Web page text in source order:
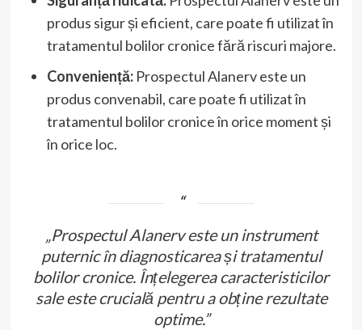
produs sigur și eficient, care poate fi utilizat în
tratamentul bolilor cronice fără riscuri majore.
Conveniență:Prospectul Alanerv este un
produs convenabil, care poate fi utilizat în
tratamentul bolilor cronice în orice moment și
în orice loc.
„Prospectul Alanerv este un instrument
puternic în diagnosticarea și tratamentul
bolilor cronice. Înțelegerea caracteristicilor
sale este crucială pentru a obține rezultate
optime.”